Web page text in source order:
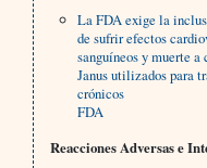
La FDA exige la
de sufrir efectos
sanguíneos y muerte
Janus utilizados para
crónicos
FDA
Reacciones Adversas e